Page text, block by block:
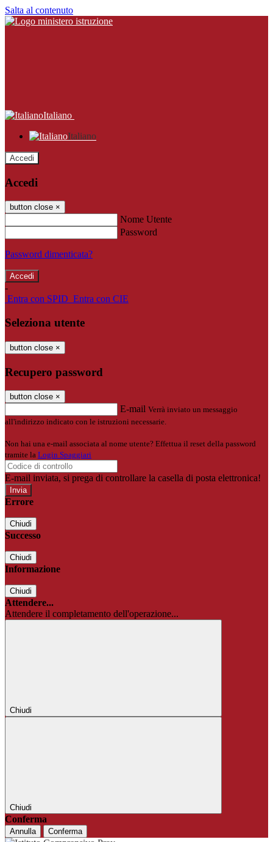
Salta al contenuto
Italiano
Italiano
Accedi
Accedi
button close ×
Nome Utente
Password
Password dimenticata?
-
Entra con SPID Entra con CIE
Seleziona utente
button close ×
Recupero password
button close ×
E-mail Verrà inviato un messaggio
all'indirizzo indicato con le istruzioni necessarie.
Non hai una e-mail associata al nome utente? Effettua il reset della password
tramite la Login Spaggiari
E-mail inviata, si prega di controllare la casella di posta elettronica!
Errore
Chiudi
Successo
Chiudi
Informazione
Chiudi
Attendere...
Attendere il completamento dell'operazione...
Chiudi
Chiudi
Conferma
Annulla Conferma